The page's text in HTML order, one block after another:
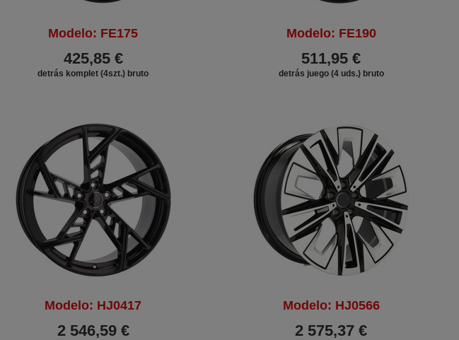
Modelo: FE175
425,85 €
detrás komplet (4szt.) bruto
Modelo: FE190
511,95 €
detrás juego (4 uds.) bruto
Modelo: HJ0417
2 546,59 €
Modelo: HJ0566
2 575,37 €